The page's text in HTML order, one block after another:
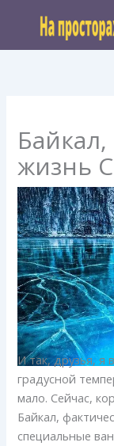
содержимому
жизнь
И так, друзья, я
градусной
мало. Сейчас,
Байкал,
специальные